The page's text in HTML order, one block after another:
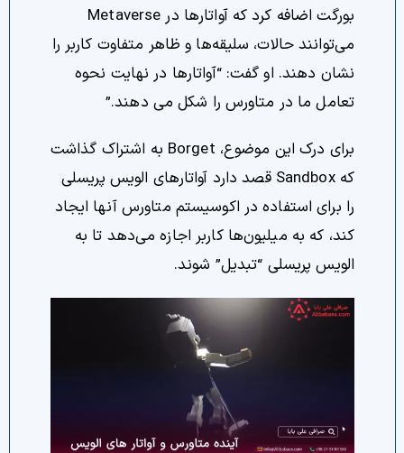
بورگت اضافه کرد که آواتارها در Metaverse
می‌توانند حالات، سلیقه‌ها و ظاهر متفاوت کاربر را
نشان دهند. او گفت: “آواتارها در نهایت نحوه
تعامل ما در متاورس را شکل می دهند.”
برای درک این موضوع، Borget به اشتراک گذاشت
که Sandbox قصد دارد آواتارهای الویس پریسلی
را برای استفاده در اکوسیستم متاورس آنها ایجاد
کند، که به میلیون‌ها کاربر اجازه می‌دهد تا به
الویس پریسلی “تبدیل” شوند.